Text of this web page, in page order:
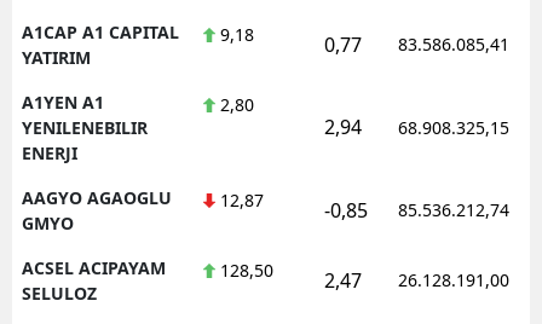
A1CAP A1 CAPITAL
YATIRIM
9,18 0,77 83.586.085,41
A1YEN A1
YENILENEBILIR
ENERJI
2,80
2,94 68.908.325,15
AAGYO AGAOGLU
GMYO
12,87 -0,85 85.536.212,74
ACSEL ACIPAYAM
SELULOZ
128,50 2,47 26.128.191,00